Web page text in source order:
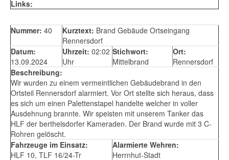
Links:
Nummer: 40 Kurztext: Brand Gebäude Ortseingang
Rennersdorf
Datum:
13.09.2024
Uhrzeit: 02:02
Uhr
Stichwort:
Mittelbrand
Ort:
Rennersdorf
Beschreibung:
Wir wurden zu einem vermeintlichen Gebäudebrand in den
Ortsteil Rennersdorf alarmiert. Vor Ort stellte sich heraus, dass
es sich um einen Palettenstapel handelte welcher in voller
Ausdehnung brannte. Wir speisten mit unserem Tanker das
HLF der berthelsdorfer Kameraden. Der Brand wurde mit 3 C-
Rohren gelöscht.
Fahrzeuge im Einsatz:
HLF 10, TLF 16/24-Tr
Alarmierte Wehren:
Herrnhut-Stadt